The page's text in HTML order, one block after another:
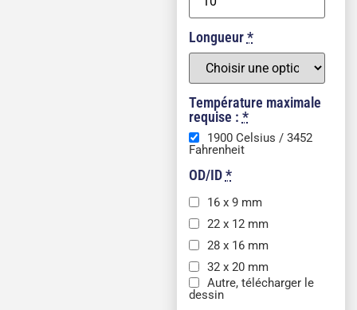
Longueur*
Température maximale
requise : *
1900 Celsius / 3452
Fahrenheit
OD/ID*
16 x 9 mm
22 x 12 mm
28 x 16 mm
32 x 20 mm
Autre, télécharger le
dessin